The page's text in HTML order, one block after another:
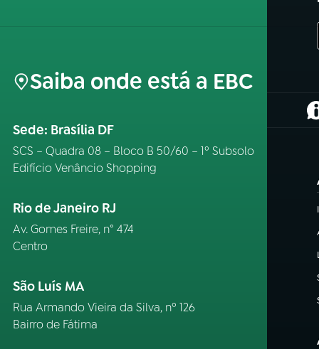
Saiba onde está a EBC
Sede: Brasília DF
SCS – Quadra 08 – Bloco B 50/60 – 1º Subsolo
Edifício Venâncio Shopping
Rio de Janeiro RJ
Av. Gomes Freire, n° 474
Centro
São Luís MA
Rua Armando Vieira da Silva, nº 126
Bairro de Fátima